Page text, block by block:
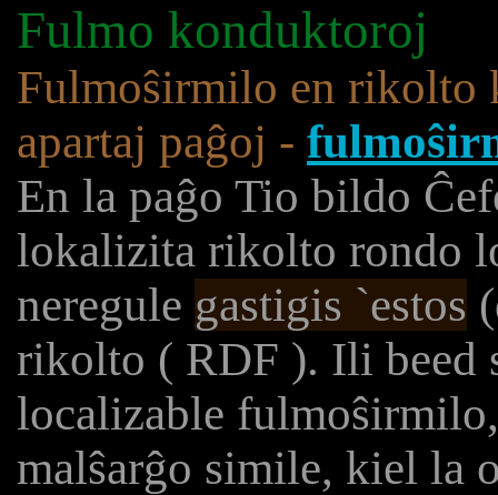
Fulmo konduktoroj
Fulmoŝirmilo en rikolto
apartaj paĝoj -
En la paĝo Tio bildo
lokalizita rikolto rondo
neregule gastigis `estos
rikolto ( RDF ). Ili beed
localizable
malŝarĝo simile, kiel la